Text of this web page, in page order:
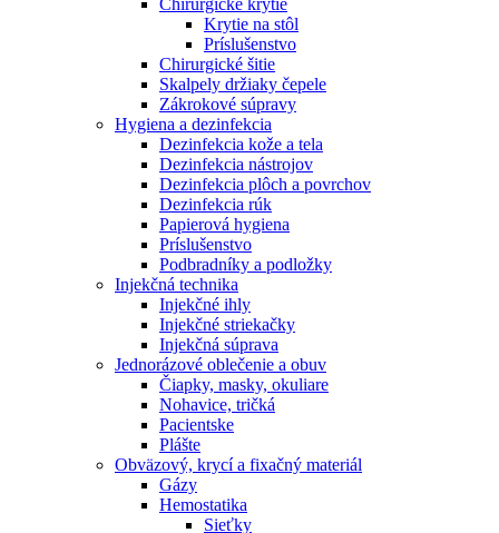
Chirurgické krytie
Krytie na stôl
Príslušenstvo
Chirurgické šitie
Skalpely držiaky čepele
Zákrokové súpravy
Hygiena a dezinfekcia
Dezinfekcia kože a tela
Dezinfekcia nástrojov
Dezinfekcia plôch a povrchov
Dezinfekcia rúk
Papierová hygiena
Príslušenstvo
Podbradníky a podložky
Injekčná technika
Injekčné ihly
Injekčné striekačky
Injekčná súprava
Jednorázové oblečenie a obuv
Čiapky, masky, okuliare
Nohavice, tričká
Pacientske
Plášte
Obväzový, krycí a fixačný materiál
Gázy
Hemostatika
Sieťky